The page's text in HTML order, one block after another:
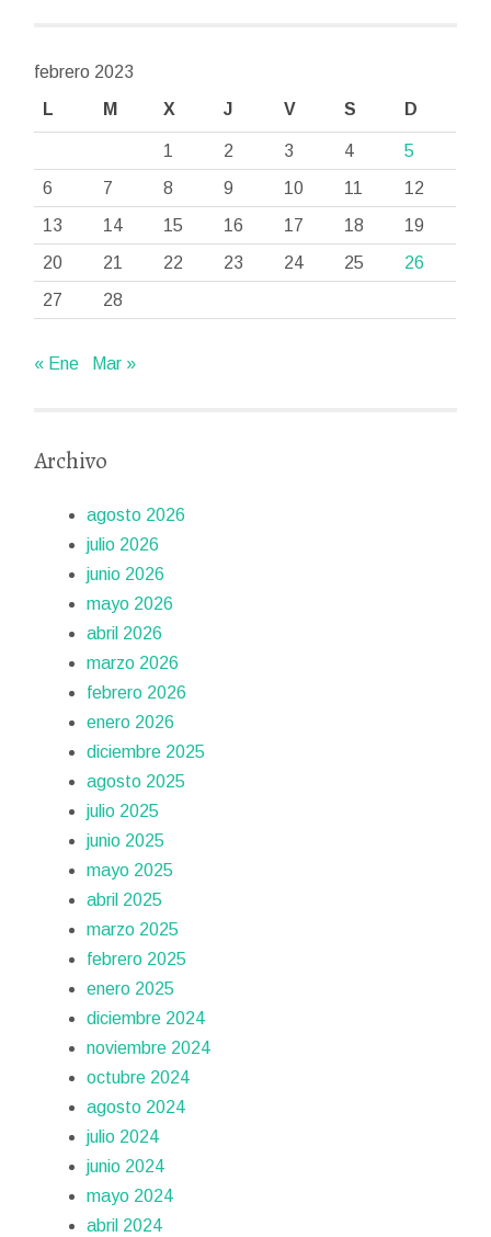
febrero 2023
L
M X J V S D
1 2 3 4
5
6
7 8 9 10 11
12
13
14 15 16 17 18
19
20
21 22 23 24 25
26
27
28
« Ene Mar »
Archivo
agosto 2026
julio 2026
junio 2026
mayo 2026
abril 2026
marzo 2026
febrero 2026
enero 2026
diciembre 2025
agosto 2025
julio 2025
junio 2025
mayo 2025
abril 2025
marzo 2025
febrero 2025
enero 2025
diciembre 2024
noviembre 2024
octubre 2024
agosto 2024
julio 2024
junio 2024
mayo 2024
abril 2024